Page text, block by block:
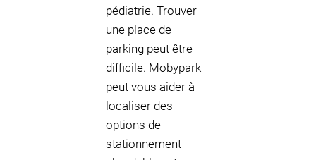
pédiatrie. Trouver
une place de
parking peut être
difficile. Mobypark
peut vous aider à
localiser des
options de
stationnement